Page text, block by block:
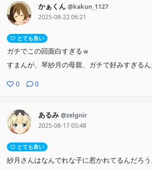
かぁくん @kakun_1127
2025-08-22 06:21
とても良い
ガチでこの回面白すぎるｗ
すまんが、琴紗月の母親、ガチで好みすぎる
0 0
あるみ @zelgnir
2025-08-17 05:48
とても良い
紗月さんはなんでれな子に惹かれてるんだろ